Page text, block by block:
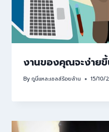
งานของคุณจะง่าย
Byกูนี่แหละเซลล์ร้อยล้าน 15/10/